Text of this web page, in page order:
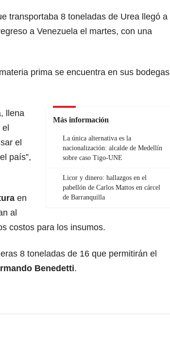
transportaba 8 toneladas de Urea llegó a
a Venezuela el martes, con una
prima se encuentra en sus bodegas
Más información
La única alternativa es la
nacionalización: alcalde de Medellín
sobre caso Tigo-UNE
Licor y dinero: hallazgos en el
pabellón de Carlos Mattos en cárcel
de Barranquilla
llena
el
el
país”,
en
al
costos para los insumos.
8 toneladas de 16 que permitirán el
Benedetti.